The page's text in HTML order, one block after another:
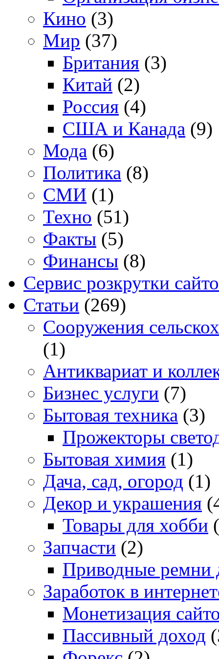
Кино (3)
Мир (37)
Британия (3)
Китай (2)
Россия (4)
США и Канада (9)
Мода (6)
Политика (8)
СМИ (1)
Техно (51)
Факты (5)
Финансы (8)
Сервис розкрутки
Статьи (269)
Cооружения
(1)
Антиквариат и
Бизнес услуги (7)
Бытовая техника (3)
Прожекторы
Бытовая химия (1)
Дача, сад, огород (1)
Декор и украшения
Товары для хобби
Запчасти (2)
Приводные ремни
Заработок в
Монетизация
Пассивный доход